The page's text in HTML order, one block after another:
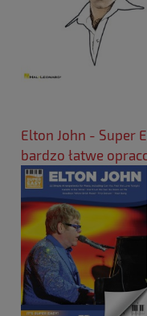
Elton John - Super
bardzo łatwe